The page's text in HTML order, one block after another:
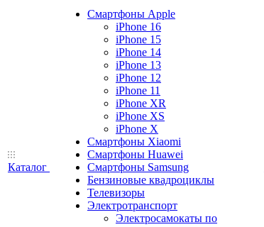
Каталог
Смартфоны Apple
iPhone 16
iPhone 15
iPhone 14
iPhone 13
iPhone 12
iPhone 11
iPhone XR
iPhone XS
iPhone X
Смартфоны Xiaomi
Смартфоны Huawei
Смартфоны Samsung
Бензиновые квадроциклы
Телевизоры
Электротранспорт
Электросамокаты по